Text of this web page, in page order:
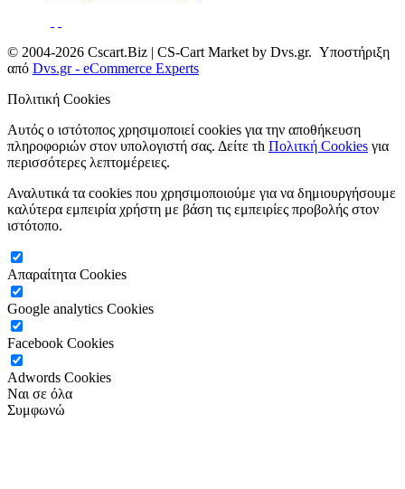
© 2004-2026 Cscart.Biz | CS-Cart Market by Dvs.gr. Υποστήριξη
από Dvs.gr - eCommerce Experts
Πολιτική Cookies
Αυτός ο ιστότοπος χρησιμοποιεί cookies για την αποθήκευση
πληροφοριών στον υπολογιστή σας. Δείτε τh Πολιτκή Cookies για
περισσότερες λεπτομέρειες.
Αναλυτικά τα cookies που χρησιμοποιούμε για να δημιουργήσουμε
καλύτερα εμπειρία χρήστη με βάση τις εμπειρίες προβολής στον
ιστότοπο.
Απαραίτητα Cookies
Google analytics Cookies
Facebook Cookies
Adwords Cookies
Ναι σε όλα
Συμφωνώ